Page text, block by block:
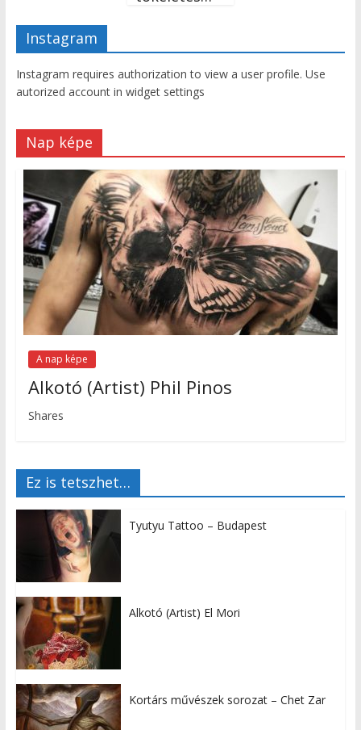
Instagram
Instagram requires authorization to view a user profile. Use
autorized account in widget settings
Nap képe
A nap képe
Alkotó (Artist) Phil Pinos
Shares
Ez is tetszhet…
Tyutyu Tattoo – Budapest
Alkotó (Artist) El Mori
Kortárs művészek sorozat – Chet Zar